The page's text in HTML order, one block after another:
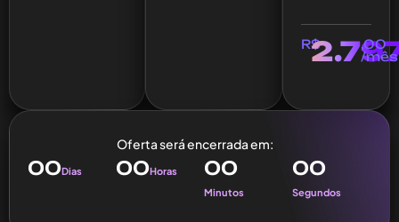
R$
,00
/mês
Oferta será encerrada em:
00Dias 00Horas 00
Minutos
00
Segundos